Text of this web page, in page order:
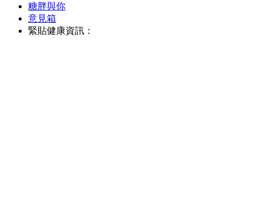
糖胖與你
意見箱
緊貼健康資訊：